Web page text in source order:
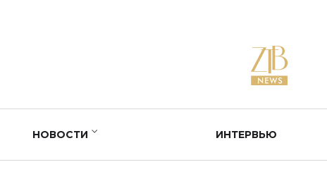
НОВОСТИ ИНТЕРВЬЮ